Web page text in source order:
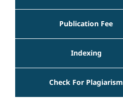
Publication Fee
Indexing
Check For Plagiarism